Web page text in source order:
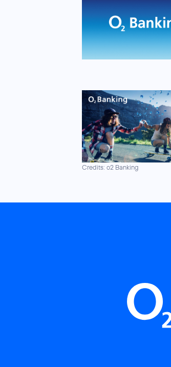
Credits: o2 Banking